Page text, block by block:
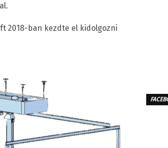
2018-ban kezdte el kidolgozni